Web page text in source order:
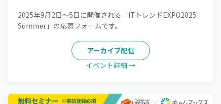
2025年9月2日～5日に開催される「ITトレンドEXPO2025
Summer」の応募フォームです。
アーカイブ配信
イベント詳細 →